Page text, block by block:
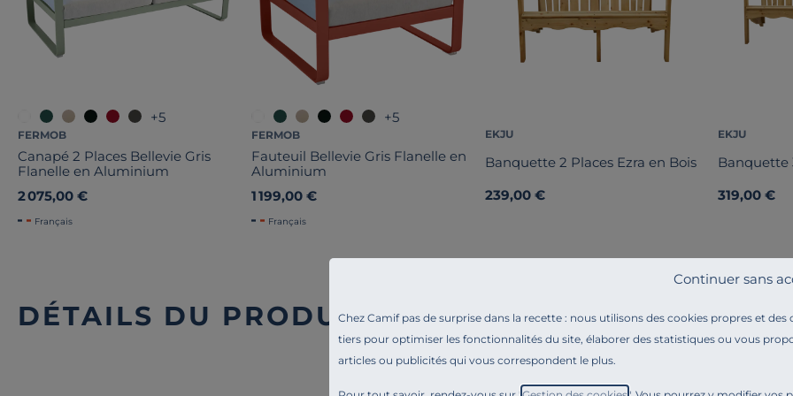
Chez Camif pas de surprise dans la recette : nous utilisons des cookies propres et des
tiers pour optimiser les fonctionnalités du site, élaborer des statistiques ou vous
articles ou publicités qui vous correspondent le plus.
Continuer sans
+5
FERMOB
Canapé 2 Places Bellevie Gris
Flanelle en Aluminium
2 075,00 €
Français
+5
FERMOB
Fauteuil Bellevie Gris Flanelle en
Aluminium
1 199,00 €
Français
EKJU
Banquette 2 Places Ezra en Bois
239,00 €
EKJU
Banquette
319,00 €
DÉTAILS DU PRODUIT
Référence : 100351247940
Profitez d’un moment de détente dans votre jardin